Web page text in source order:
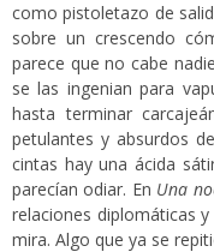
como pistoletazo de
sobre un crescendo
parece que no cabe
se las ingenian para
hasta terminar
petulantes y absurdos
cintas hay una ácida
parecían odiar. En Una
relaciones diplomáticas
mira. Algo que ya se